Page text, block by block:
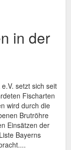
in der
setzt sich seit
Fischarten
wird durch die
Brutröhre
Einsätzen der
Bayerns